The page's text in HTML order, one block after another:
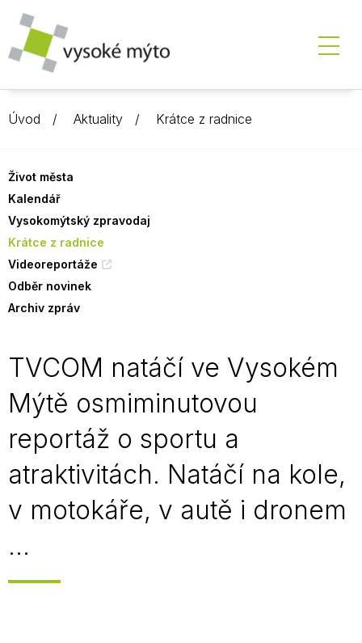
Úvod Aktuality Krátce z radnice
Život města
Kalendář
Vysokomýtský zpravodaj
Krátce z radnice
Videoreportáže
Odběr novinek
Archiv zpráv
TVCOM natáčí ve Vysokém
Mýtě osmiminutovou
reportáž o sportu a
atraktivitách. Natáčí na kole,
v motokáře, v autě i dronem
...